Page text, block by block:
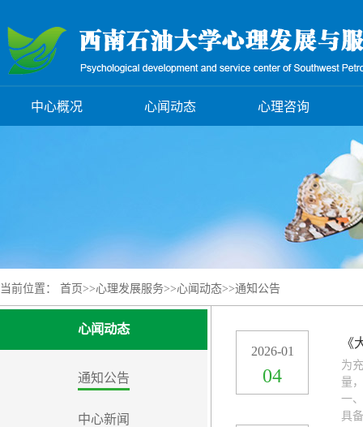
中心概况 心闻动态 心理咨询
当前位置： 首页>>心理发展服务>>心闻动态>>通知公告
心闻动态
通知公告
中心新闻
2026-01
04
《
为
量
一
具